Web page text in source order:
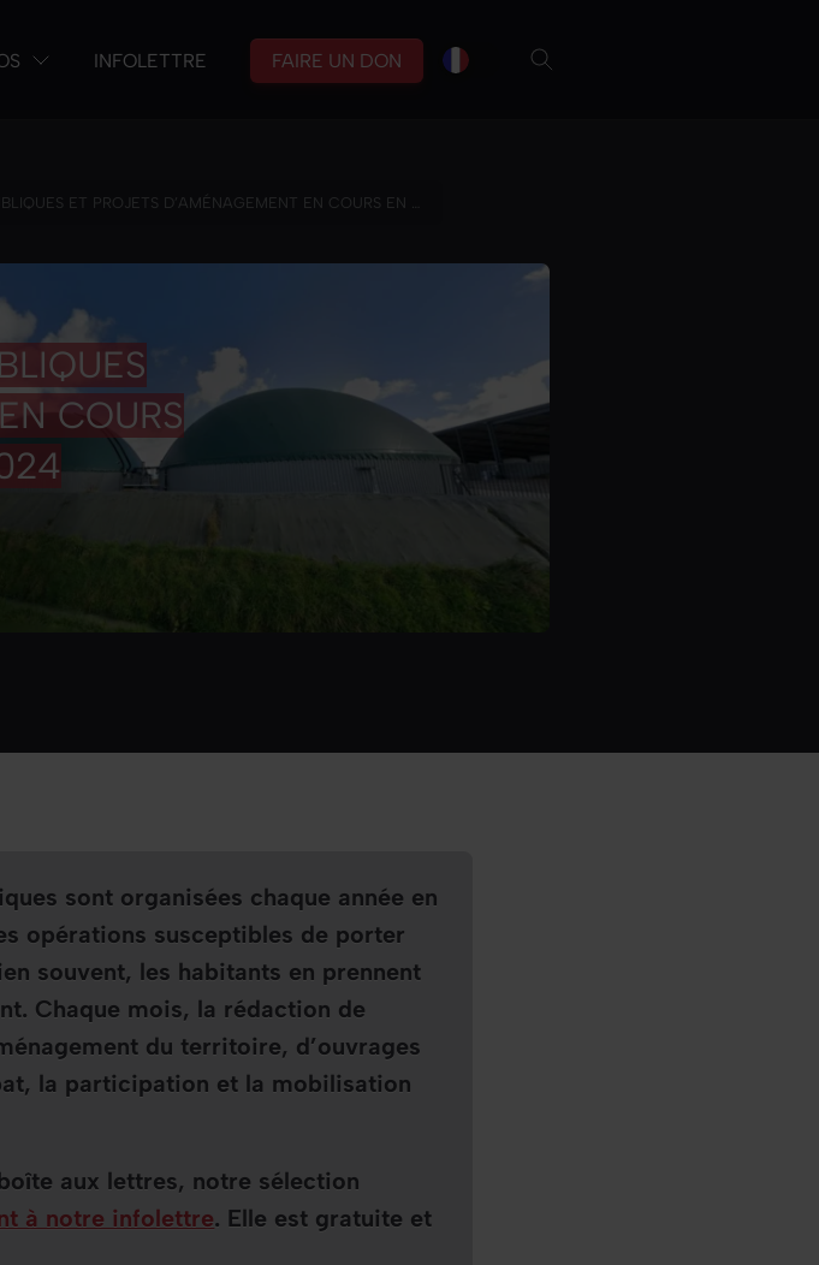
INFOLETTRE FAIRE UN DON br
ET PROJETS D’AMÉNAGEMENT EN COURS EN …
COURS
sont organisées chaque année en
opérations susceptibles de porter
souvent, les habitants en prennent
Chaque mois, la rédaction de
du territoire, d’ouvrages
la participation et la mobilisation
aux lettres, notre sélection
à notre infolettre. Elle est gratuite et